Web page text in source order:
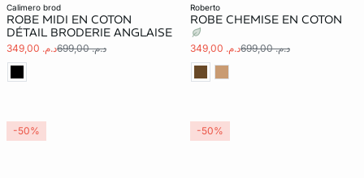
calimero brod
ROBE MIDI EN COTON
DÉTAIL BRODERIE ANGLAISE
د.م. 349,00 د.م. 699,00
roberto
ROBE CHEMISE EN COTON
د.م. 349,00 د.م. 699,00
-50% -50%